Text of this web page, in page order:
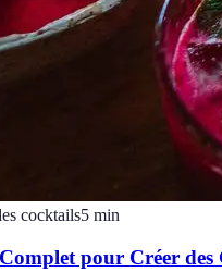
cocktails5 min
pour Créer